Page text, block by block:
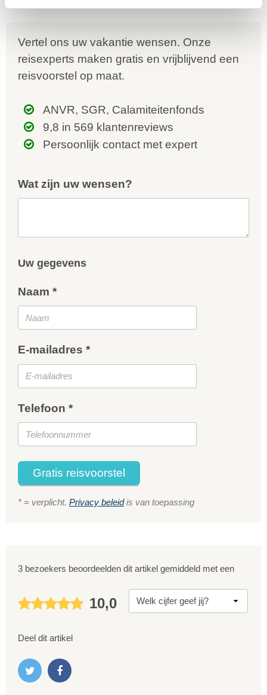
Vertel ons uw vakantie wensen. Onze
reisexperts maken gratis en vrijblijvend een
reisvoorstel op maat.
ANVR, SGR, Calamiteitenfonds
9,8 in 569 klantenreviews
Persoonlijk contact met expert
Wat zijn uw wensen?
Uw gegevens
Naam *
E-mailadres *
Telefoon *
Gratis reisvoorstel
* = verplicht. Privacy beleidis van toepassing
3 bezoekers beoordeelden dit artikel gemiddeld met een
10,0
Deel dit artikel